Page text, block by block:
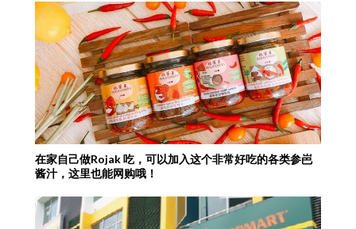
在家自己做Rojak 吃，可以加入这个非常好吃的各类参岜
酱汁，这里也能网购哦！